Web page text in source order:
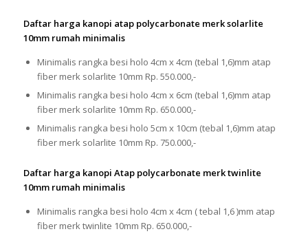
Daftar harga kanopi atap polycarbonate merk solarlite
10mm rumah minimalis
Minimalis rangka besi holo 4cm x 4cm (tebal 1,6)mm atap
fiber merk solarlite 10mm Rp. 550.000,-
Minimalis rangka besi holo 4cm x 6cm (tebal 1,6)mm atap
fiber merk solarlite 10mm Rp. 650.000,-
Minimalis rangka besi holo 5cm x 10cm (tebal 1,6)mm atap
fiber merk solarlite 10mm Rp. 750.000,-
Daftar harga kanopi Atap polycarbonate merk twinlite
10mm rumah minimalis
Minimalis rangka besi holo 4cm x 4cm ( tebal 1,6 )mm atap
fiber merk twinlite 10mm Rp. 650.000,-